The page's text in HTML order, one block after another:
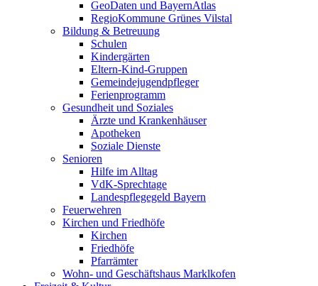
GeoDaten und BayernAtlas
RegioKommune Grünes Vilstal
Bildung & Betreuung
Schulen
Kindergärten
Eltern-Kind-Gruppen
Gemeindejugendpfleger
Ferienprogramm
Gesundheit und Soziales
Ärzte und Krankenhäuser
Apotheken
Soziale Dienste
Senioren
Hilfe im Alltag
VdK-Sprechtage
Landespflegegeld Bayern
Feuerwehren
Kirchen und Friedhöfe
Kirchen
Friedhöfe
Pfarrämter
Wohn- und Geschäftshaus Marklkofen